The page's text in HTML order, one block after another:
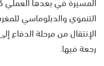
التنموي والدبلوماسي
الإنتقال من مرحلة الدفاع
رجعة فيها.